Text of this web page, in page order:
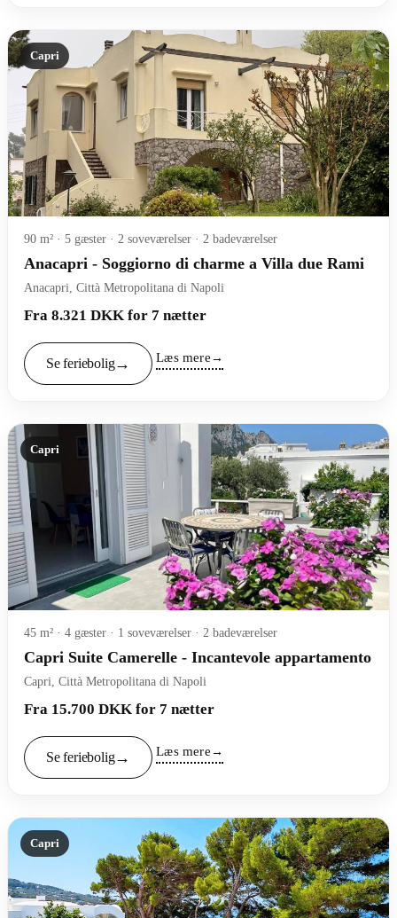
Capri
90 m² · 5 gæster · 2 soveværelser · 2 badeværelser
Anacapri - Soggiorno di charme a Villa due Rami
Anacapri, Città Metropolitana di Napoli
Fra 8.321 DKK for 7 nætter
Se feriebolig Læs mere
Capri
45 m² · 4 gæster · 1 soveværelser · 2 badeværelser
Capri Suite Camerelle - Incantevole appartamento
Capri, Città Metropolitana di Napoli
Fra 15.700 DKK for 7 nætter
Se feriebolig Læs mere
Capri